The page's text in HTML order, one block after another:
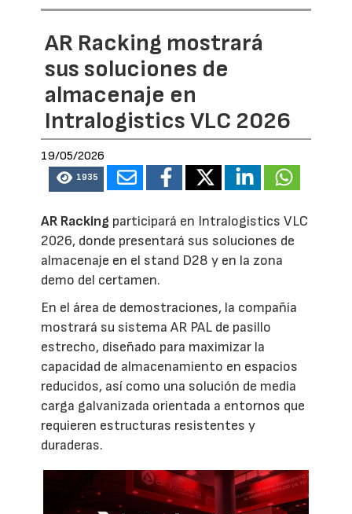
AR Racking mostrará
sus soluciones de
almacenaje en
Intralogistics VLC 2026
19/05/2026
1935
AR Racking participará en Intralogistics VLC
2026, donde presentará sus soluciones de
almacenaje en el stand D28 y en la zona
demo del certamen.
En el área de demostraciones, la compañía
mostrará su sistema AR PAL de pasillo
estrecho, diseñado para maximizar la
capacidad de almacenamiento en espacios
reducidos, así como una solución de media
carga galvanizada orientada a entornos que
requieren estructuras resistentes y
duraderas.